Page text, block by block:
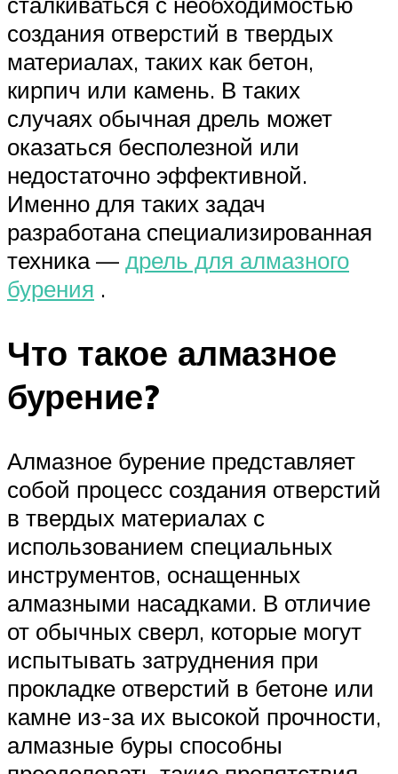
создания отверстий в твердых
материалах, таких как бетон,
кирпич или камень. В таких
случаях обычная дрель может
оказаться бесполезной или
недостаточно эффективной.
Именно для таких задач
разработана специализированная
техника — дрель для алмазного
бурения .
Что такое алмазное
бурение?
Алмазное бурение представляет
собой процесс создания отверстий
в твердых материалах с
использованием специальных
инструментов, оснащенных
алмазными насадками. В отличие
от обычных сверл, которые могут
испытывать затруднения при
прокладке отверстий в бетоне или
камне из-за их высокой прочности,
алмазные буры способны